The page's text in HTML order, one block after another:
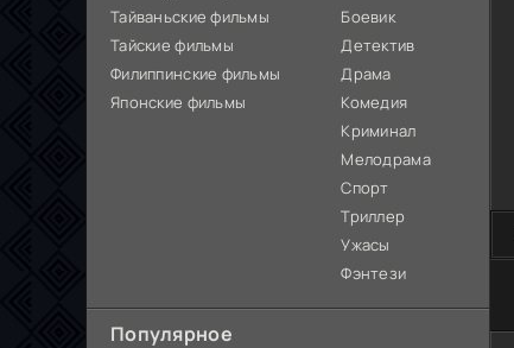
Тайваньские фильмы
Тайские фильмы
Филиппинские фильмы
Японские фильмы
Боевик
Детектив
Драма
Комедия
Криминал
Мелодрама
Спорт
Триллер
Ужасы
Фэнтези
Популярное